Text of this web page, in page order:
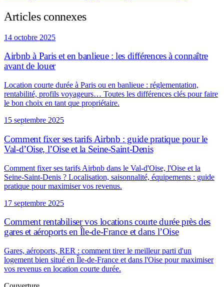
Articles connexes
14 octobre 2025
Airbnb à Paris et en banlieue : les différences à connaître
avant de louer
Location courte durée à Paris ou en banlieue : réglementation,
rentabilité, profils voyageurs… Toutes les différences clés pour faire
le bon choix en tant que propriétaire.
15 septembre 2025
Comment fixer ses tarifs Airbnb : guide pratique pour le
Val-d’Oise, l’Oise et la Seine-Saint-Denis
Comment fixer ses tarifs Airbnb dans le Val-d'Oise, l'Oise et la
Seine-Saint-Denis ? Localisation, saisonnalité, équipements : guide
pratique pour maximiser vos revenus.
17 septembre 2025
Comment rentabiliser vos locations courte durée près des
gares et aéroports en Île-de-France et dans l’Oise
Gares, aéroports, RER : comment tirer le meilleur parti d'un
logement bien situé en Île-de-France et dans l'Oise pour maximiser
vos revenus en location courte durée.